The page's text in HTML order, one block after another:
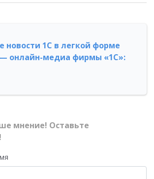
новости 1С в легкой форме
онлайн-медиа фирмы «1С»:
мнение! Оставьте